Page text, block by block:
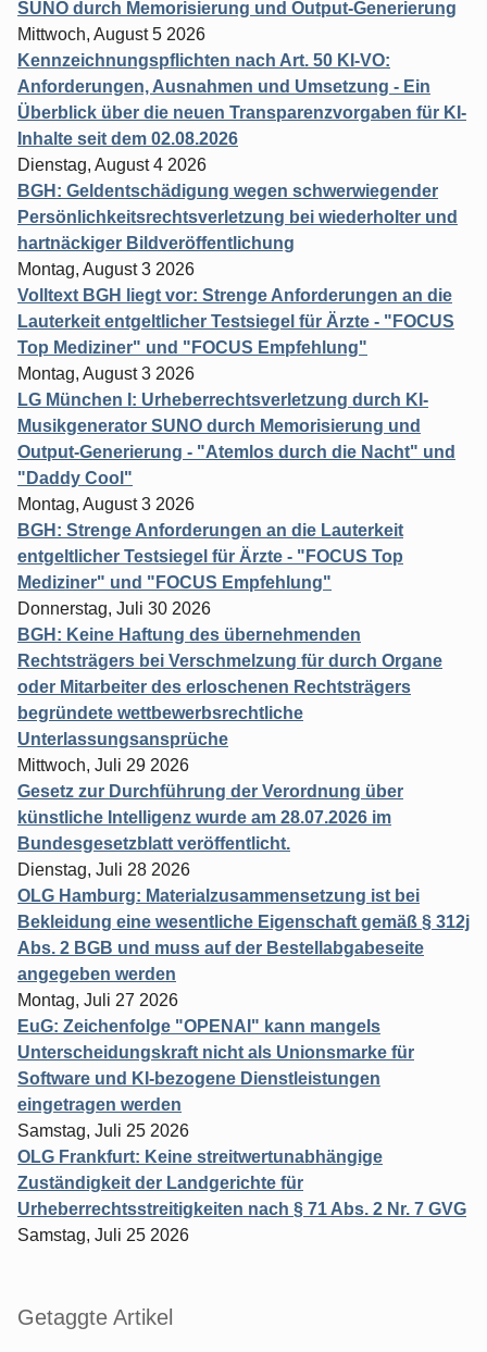
SUNO durch Memorisierung und Output-Generierung
Mittwoch, August 5 2026
Kennzeichnungspflichten nach Art. 50 KI-VO:
Anforderungen, Ausnahmen und Umsetzung - Ein
Überblick über die neuen Transparenzvorgaben für KI-
Inhalte seit dem 02.08.2026
Dienstag, August 4 2026
BGH: Geldentschädigung wegen schwerwiegender
Persönlichkeitsrechtsverletzung bei wiederholter und
hartnäckiger Bildveröffentlichung
Montag, August 3 2026
Volltext BGH liegt vor: Strenge Anforderungen an die
Lauterkeit entgeltlicher Testsiegel für Ärzte - "FOCUS
Top Mediziner" und "FOCUS Empfehlung"
Montag, August 3 2026
LG München I: Urheberrechtsverletzung durch KI-
Musikgenerator SUNO durch Memorisierung und
Output-Generierung - "Atemlos durch die Nacht" und
"Daddy Cool"
Montag, August 3 2026
BGH: Strenge Anforderungen an die Lauterkeit
entgeltlicher Testsiegel für Ärzte - "FOCUS Top
Mediziner" und "FOCUS Empfehlung"
Donnerstag, Juli 30 2026
BGH: Keine Haftung des übernehmenden
Rechtsträgers bei Verschmelzung für durch Organe
oder Mitarbeiter des erloschenen Rechtsträgers
begründete wettbewerbsrechtliche
Unterlassungsansprüche
Mittwoch, Juli 29 2026
Gesetz zur Durchführung der Verordnung über
künstliche Intelligenz wurde am 28.07.2026 im
Bundesgesetzblatt veröffentlicht.
Dienstag, Juli 28 2026
OLG Hamburg: Materialzusammensetzung ist bei
Bekleidung eine wesentliche Eigenschaft gemäß § 312j
Abs. 2 BGB und muss auf der Bestellabgabeseite
angegeben werden
Montag, Juli 27 2026
EuG: Zeichenfolge "OPENAI" kann mangels
Unterscheidungskraft nicht als Unionsmarke für
Software und KI-bezogene Dienstleistungen
eingetragen werden
Samstag, Juli 25 2026
OLG Frankfurt: Keine streitwertunabhängige
Zuständigkeit der Landgerichte für
Urheberrechtsstreitigkeiten nach § 71 Abs. 2 Nr. 7 GVG
Samstag, Juli 25 2026
Getaggte Artikel